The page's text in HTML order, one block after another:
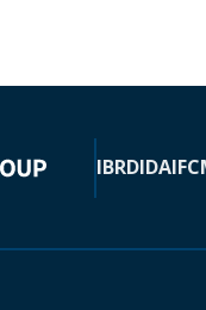
IBRDIDAIFC